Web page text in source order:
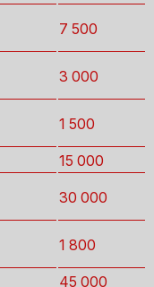
7 500
3 000
1 500
15 000
30 000
1 800
45 000